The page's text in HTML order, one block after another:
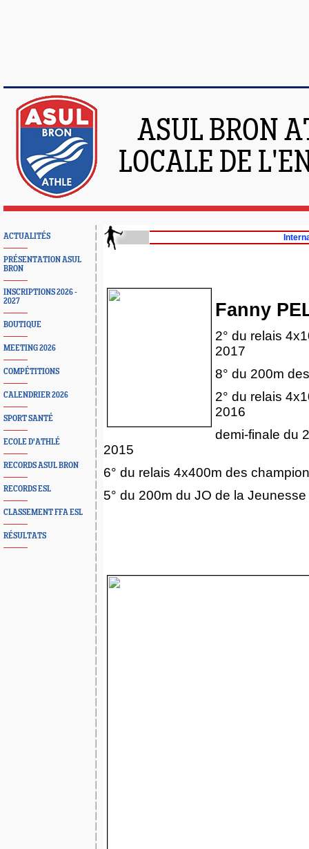
ASUL BRON
LOCALE DE
ACTUALITÉS
PRÉSENTATION ASUL
BRON
INSCRIPTIONS 2026 -
2027
BOUTIQUE
MEETING 2026
COMPÉTITIONS
CALENDRIER 2026
SPORT SANTÉ
ECOLE D'ATHLÉ
RECORDS ASUL BRON
RECORDS ESL
CLASSEMENT FFA ESL
RÉSULTATS
Fanny
2° du relais
2017
8° du 200m
2° du relais
2016
demi-finale du
2015
6° du relais 4x400m des
5° du 200m du JO de la